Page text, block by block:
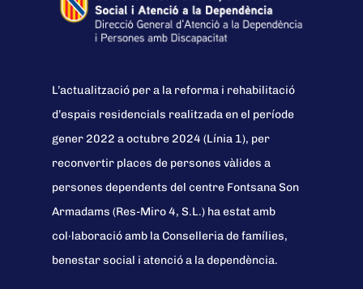
L’actualització per a la reforma i rehabilitació
d’espais residencials realitzada en el període
gener 2022 a octubre 2024 (Línia 1), per
reconvertir places de persones vàlides a
persones dependents del centre Fontsana Son
Armadams (Res-Miro 4, S.L.) ha estat amb
col·laboració amb la Conselleria de famílies,
benestar social i atenció a la dependència.